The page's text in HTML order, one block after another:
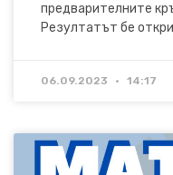
предварителните
Резултатът бе
06.09.2023 14:17